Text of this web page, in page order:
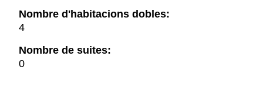
Nombre d'habitacions dobles:
4
Nombre de suites:
0